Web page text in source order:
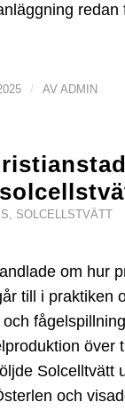
redan
/ AV ADMIN
SOLCELLSTVÄTT
om hur
till i praktiken
över
Solcelltvätt
och